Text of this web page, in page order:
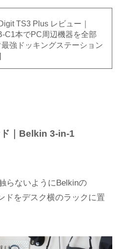
TS3 Plus レビュー｜
C1本でPC周辺機器を全部
強ドッキングステーション
｜Belkin 3-in-1
らないようにBelkinの
ドをデスク横のラックに置